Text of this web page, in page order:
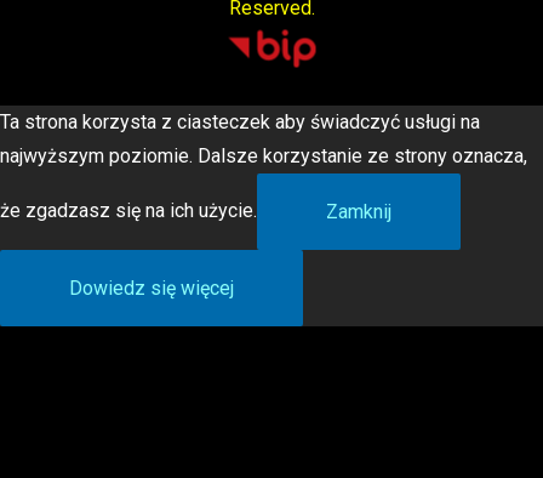
Reserved.
Ta strona korzysta z ciasteczek aby świadczyć usługi na
najwyższym poziomie. Dalsze korzystanie ze strony oznacza,
że zgadzasz się na ich użycie. Zamknij
Dowiedz się więcej